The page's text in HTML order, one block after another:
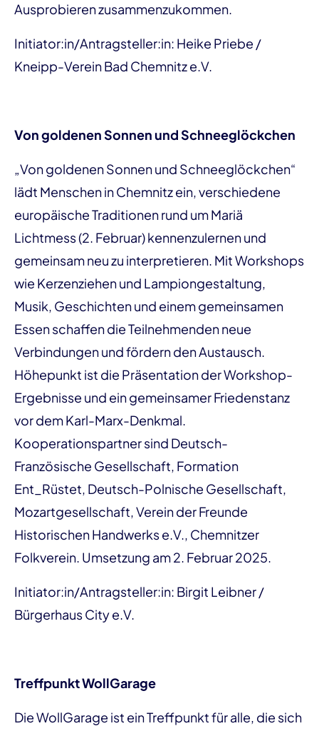
Ausprobieren zusammenzukommen.
Initiator:in/Antragsteller:in: Heike Priebe /
Kneipp-Verein Bad Chemnitz e.V.
Von goldenen Sonnen und Schneeglöckchen
„Von goldenen Sonnen und Schneeglöckchen“
lädt Menschen in Chemnitz ein, verschiedene
europäische Traditionen rund um Mariä
Lichtmess (2. Februar) kennenzulernen und
gemeinsam neu zu interpretieren. Mit Workshops
wie Kerzenziehen und Lampiongestaltung,
Musik, Geschichten und einem gemeinsamen
Essen schaffen die Teilnehmenden neue
Verbindungen und fördern den Austausch.
Höhepunkt ist die Präsentation der Workshop-
Ergebnisse und ein gemeinsamer Friedenstanz
vor dem Karl-Marx-Denkmal.
Kooperationspartner sind Deutsch-
Französische Gesellschaft, Formation
Ent_Rüstet, Deutsch-Polnische Gesellschaft,
Mozartgesellschaft, Verein der Freunde
Historischen Handwerks e.V., Chemnitzer
Folkverein. Umsetzung am 2. Februar 2025.
Initiator:in/Antragsteller:in: Birgit Leibner /
Bürgerhaus City e.V.
Treffpunkt WollGarage
Die WollGarage ist ein Treffpunkt für alle, die sich